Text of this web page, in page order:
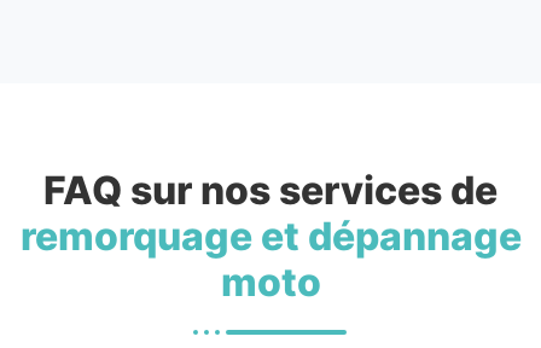
FAQ sur nos services de
remorquage et dépannage
moto